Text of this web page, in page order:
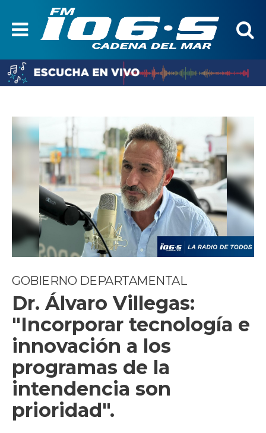
GOBIERNO DEPARTAMENTAL
Dr. Álvaro Villegas:
"Incorporar tecnología e
innovación a los
programas de la
intendencia son
prioridad".